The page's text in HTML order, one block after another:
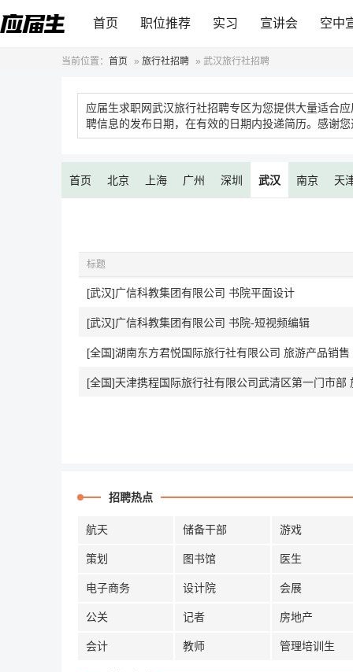
首页 职位推荐 实习 宣讲会 空中
当前位置： 首页 » 旅行社招聘 » 武汉旅行社招聘
应届生求职网武汉旅行社招聘专区为您提供大量适合
聘信息的发布日期，在有效的日期内投递简历。感谢
首页 北京 上海 广州 深圳 武汉 南京 天
标题
[武汉]广信科教集团有限公司 书院平面设计
[武汉]广信科教集团有限公司 书院-短视频编辑
[全国]湖南东方君悦国际旅行社有限公司 旅游产品销售
[全国]天津携程国际旅行社有限公司武清区第一门市部
招聘热点
航天 储备干部 游戏
策划 图书馆 医生
电子商务 设计院 会展
公关 记者 房地产
会计 教师 管理培训生